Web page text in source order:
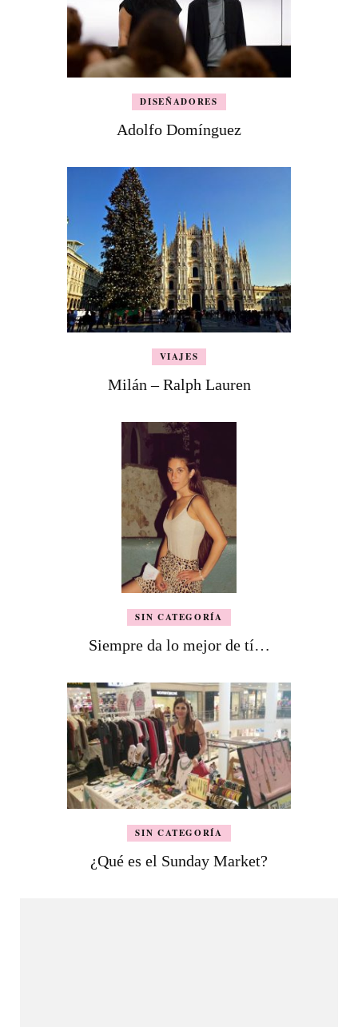
DISEÑADORES
Adolfo Domínguez
VIAJES
Milán – Ralph Lauren
SIN CATEGORÍA
Siempre da lo mejor de tí…
SIN CATEGORÍA
¿Qué es el Sunday Market?